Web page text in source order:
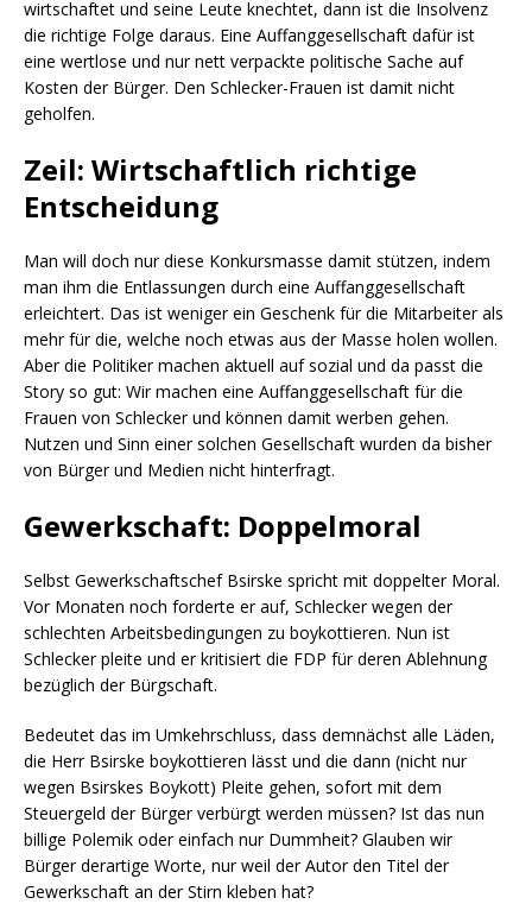
wirtschaftet und seine Leute knechtet, dann ist die Insolvenz
die richtige Folge daraus. Eine Auffanggesellschaft dafür ist
eine wertlose und nur nett verpackte politische Sache auf
Kosten der Bürger. Den Schlecker-Frauen ist damit nicht
geholfen.
Zeil: Wirtschaftlich richtige
Entscheidung
Man will doch nur diese Konkursmasse damit stützen, indem
man ihm die Entlassungen durch eine Auffanggesellschaft
erleichtert. Das ist weniger ein Geschenk für die Mitarbeiter als
mehr für die, welche noch etwas aus der Masse holen wollen.
Aber die Politiker machen aktuell auf sozial und da passt die
Story so gut: Wir machen eine Auffanggesellschaft für die
Frauen von Schlecker und können damit werben gehen.
Nutzen und Sinn einer solchen Gesellschaft wurden da bisher
von Bürger und Medien nicht hinterfragt.
Gewerkschaft: Doppelmoral
Selbst Gewerkschaftschef Bsirske spricht mit doppelter Moral.
Vor Monaten noch forderte er auf, Schlecker wegen der
schlechten Arbeitsbedingungen zu boykottieren. Nun ist
Schlecker pleite und er kritisiert die FDP für deren Ablehnung
bezüglich der Bürgschaft.
Bedeutet das im Umkehrschluss, dass demnächst alle Läden,
die Herr Bsirske boykottieren lässt und die dann (nicht nur
wegen Bsirskes Boykott) Pleite gehen, sofort mit dem
Steuergeld der Bürger verbürgt werden müssen? Ist das nun
billige Polemik oder einfach nur Dummheit? Glauben wir
Bürger derartige Worte, nur weil der Autor den Titel der
Gewerkschaft an der Stirn kleben hat?